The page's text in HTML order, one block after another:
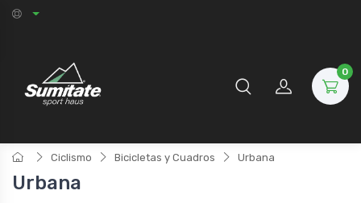
0
Ciclismo Bicicletas y Cuadros Urbana
Urbana